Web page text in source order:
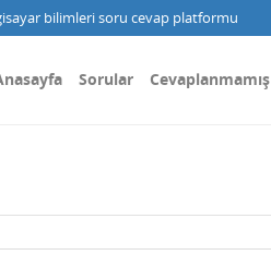
bilimleri soru cevap platformu
Sorular Cevaplanmamış